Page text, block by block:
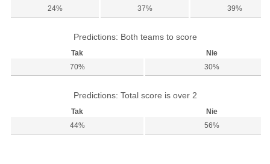
24%
37% 39%
Predictions: Both teams to score
Tak
Nie
70%
30%
Predictions: Total score is over 2
Tak
Nie
44%
56%